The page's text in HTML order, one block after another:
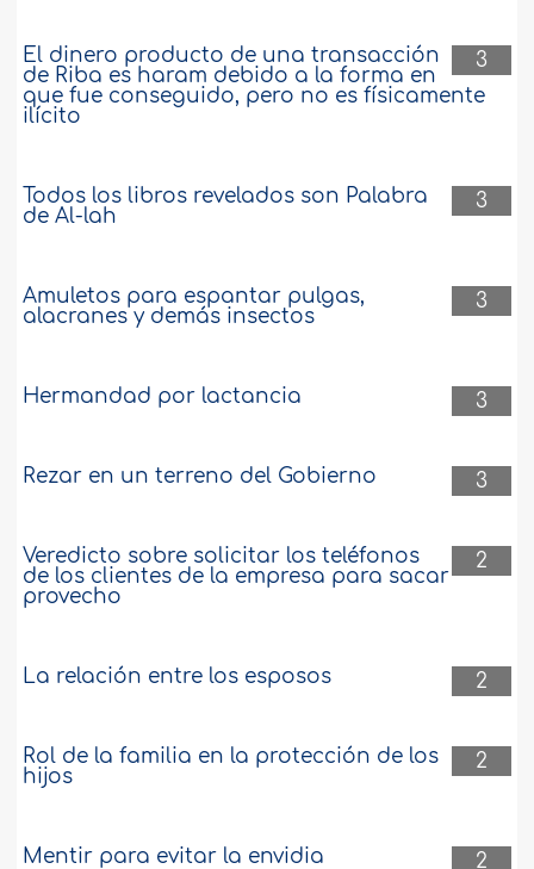
3
El dinero producto de una transacción
de Riba es haram debido a la forma en
que fue conseguido, pero no es físicamente
ilícito
3
Todos los libros revelados son Palabra
de Al-lah
3
Amuletos para espantar pulgas,
alacranes y demás insectos
3
Hermandad por lactancia
3
Rezar en un terreno del Gobierno
2
Veredicto sobre solicitar los teléfonos
de los clientes de la empresa para sacar
provecho
2
La relación entre los esposos
2
Rol de la familia en la protección de los
hijos
2
Mentir para evitar la envidia